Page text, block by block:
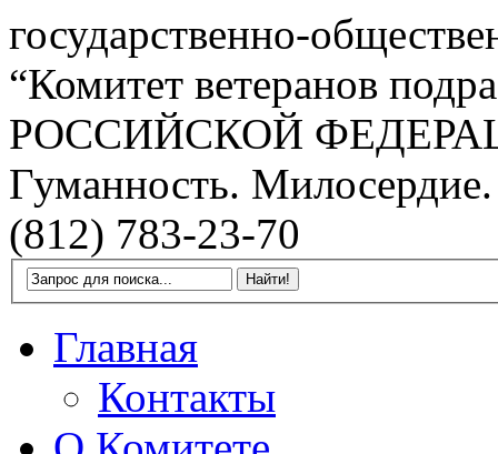
государственно-
“Комитет ветеранов
РОССИЙСКОЙ
Гуманность.
(812) 783-23-70
Главная
Контакты